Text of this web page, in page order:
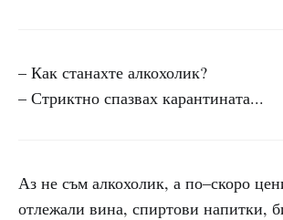
– Как станахте алкохолик?
– Стриктно спазвах карантината...
Аз не съм алкохолик, а по–скоро
отлежали вина, спиртови напитки,